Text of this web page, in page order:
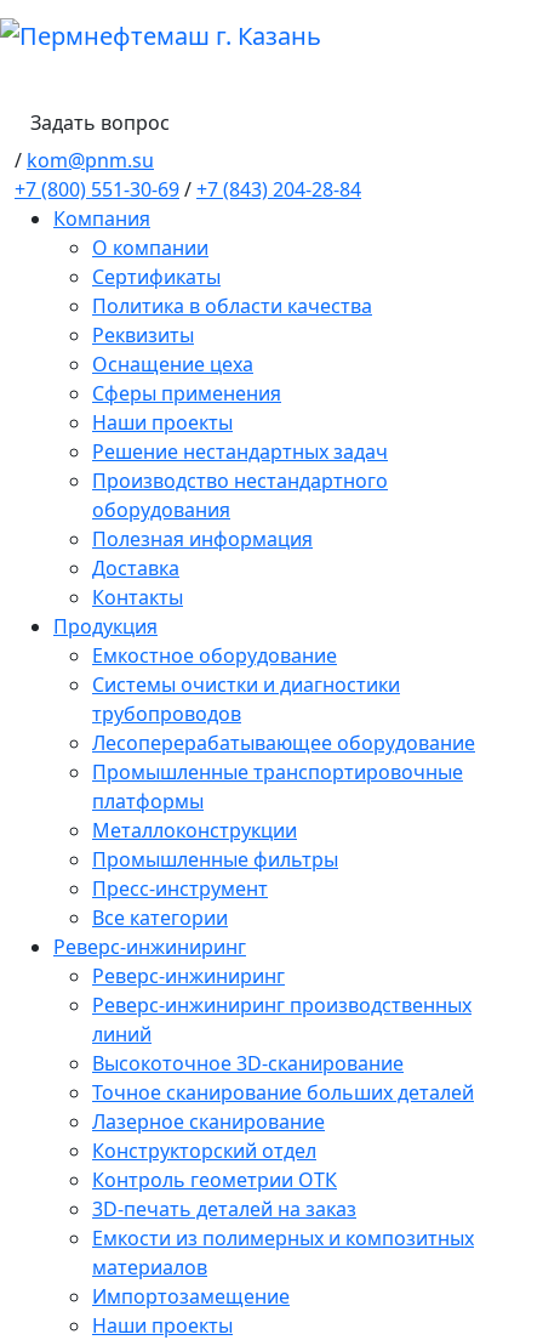
Задать вопрос
/ kom@pnm.su
+7 (800) 551-30-69/+7 (843) 204-28-84
Компания
О компании
Сертификаты
Политика в области качества
Реквизиты
Оснащение цеха
Сферы применения
Наши проекты
Решение нестандартных задач
Производство нестандартного
оборудования
Полезная информация
Доставка
Контакты
Продукция
Емкостное оборудование
Системы очистки и диагностики
трубопроводов
Лесоперерабатывающее оборудование
Промышленные транспортировочные
платформы
Металлоконструкции
Промышленные фильтры
Пресс-инструмент
Все категории
Реверс-инжиниринг
Реверс-инжиниринг
Реверс-инжиниринг производственных
линий
Высокоточное 3D-сканирование
Точное сканирование больших деталей
Лазерное сканирование
Конструкторский отдел
Контроль геометрии ОТК
3D-печать деталей на заказ
Емкости из полимерных и композитных
материалов
Импортозамещение
Наши проекты